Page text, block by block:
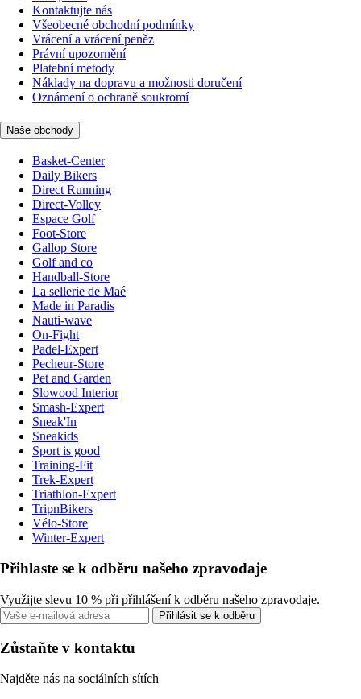
Kontaktujte nás
Všeobecné obchodní podmínky
Vrácení a vrácení peněz
Právní upozornění
Platební metody
Náklady na dopravu a možnosti doručení
Oznámení o ochraně soukromí
Naše obchody
Basket-Center
Daily Bikers
Direct Running
Direct-Volley
Espace Golf
Foot-Store
Gallop Store
Golf and co
Handball-Store
La sellerie de Maé
Made in Paradis
Nauti-wave
On-Fight
Padel-Expert
Pecheur-Store
Pet and Garden
Slowood Interior
Smash-Expert
Sneak'In
Sneakids
Sport is good
Training-Fit
Trek-Expert
Triathlon-Expert
TripnBikers
Vélo-Store
Winter-Expert
Přihlaste se k odběru našeho zpravodaje
Využijte slevu 10 % při přihlášení k odběru našeho zpravodaje.
Přihlásit se k odběru
Zůstaňte v kontaktu
Najděte nás na sociálních sítích